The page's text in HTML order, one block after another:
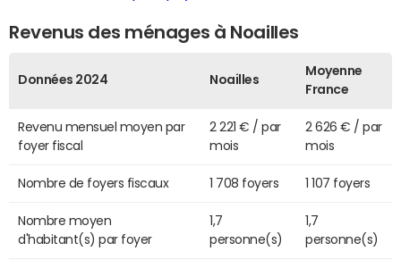
Revenus des ménages à Noailles
Données 2024 Noailles
Moyenne
France
Revenu mensuel moyen par
foyer fiscal
2 221 € / par
mois
2 626 € / par
mois
Nombre de foyers fiscaux 1 708 foyers 1 107 foyers
Nombre moyen
d'habitant(s) par foyer
1,7
personne(s)
1,7
personne(s)